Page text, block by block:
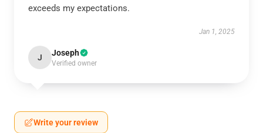
exceeds my expectations.
Jan 1, 2025
J Joseph
Verified owner
Write your review